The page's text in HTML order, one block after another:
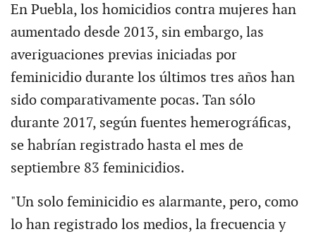
En Puebla, los homicidios contra mujeres han
aumentado desde 2013, sin embargo, las
averiguaciones previas iniciadas por
feminicidio durante los últimos tres años han
sido comparativamente pocas. Tan sólo
durante 2017, según fuentes hemerográficas,
se habrían registrado hasta el mes de
septiembre 83 feminicidios.
"Un solo feminicidio es alarmante, pero, como
lo han registrado los medios, la frecuencia y